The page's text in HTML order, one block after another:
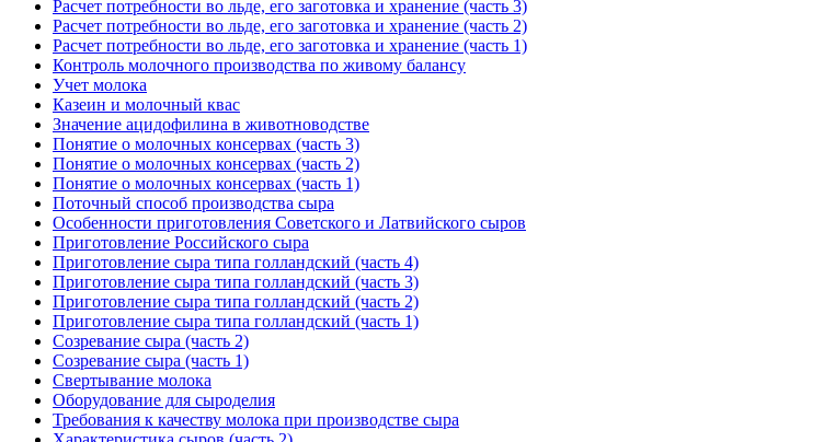
Расчет потребности во льде, его заготовка и хранение (часть 3)
Расчет потребности во льде, его заготовка и хранение (часть 2)
Расчет потребности во льде, его заготовка и хранение (часть 1)
Контроль молочного производства по живому балансу
Учет молока
Казеин и молочный квас
Значение ацидофилина в животноводстве
Понятие о молочных консервах (часть 3)
Понятие о молочных консервах (часть 2)
Понятие о молочных консервах (часть 1)
Поточный способ производства сыра
Особенности приготовления Советского и Латвийского сыров
Приготовление Российского сыра
Приготовление сыра типа голландский (часть 4)
Приготовление сыра типа голландский (часть 3)
Приготовление сыра типа голландский (часть 2)
Приготовление сыра типа голландский (часть 1)
Созревание сыра (часть 2)
Созревание сыра (часть 1)
Свертывание молока
Оборудование для сыроделия
Требования к качеству молока при производстве сыра